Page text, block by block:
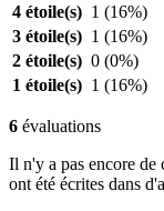
4 étoile(s) 1 (16%)
3 étoile(s) 1 (16%)
2 étoile(s) 0 (0%)
1 étoile(s) 1 (16%)
6 évaluations
Il n'y a pas encore de
ont été écrites dans